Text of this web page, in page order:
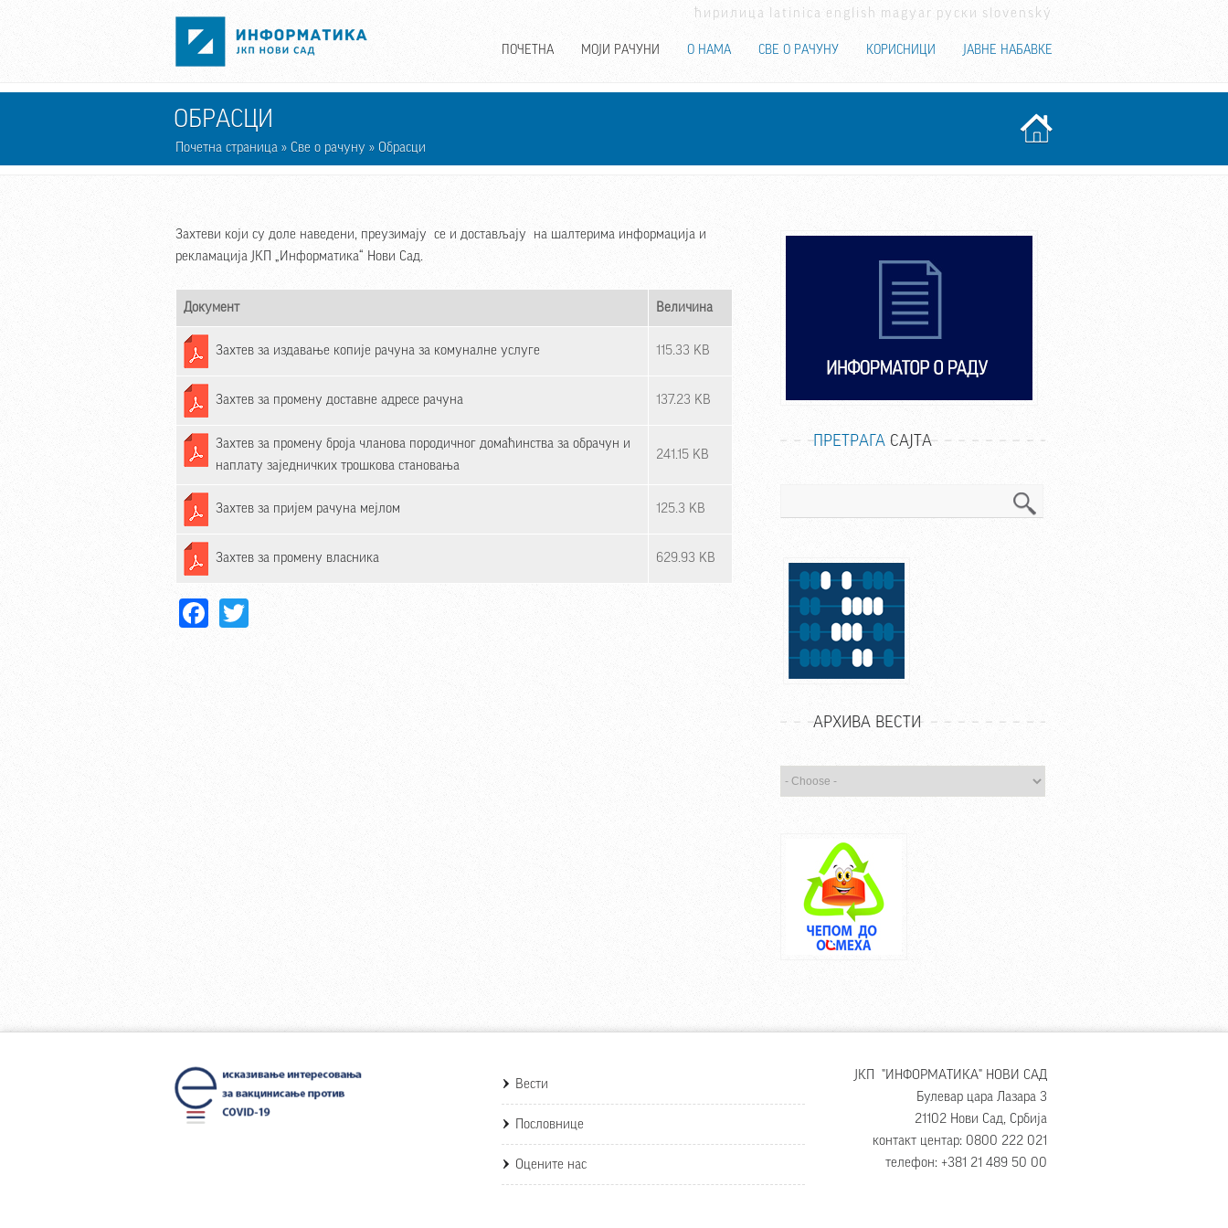
ћирилица latinica english magyar руски slovenský
ПОЧЕТНА МОЈИ РАЧУНИ О НАМА СВЕ О РАЧУНУ КОРИСНИЦИ ЈАВНЕ НАБАВКЕ
ОБРАСЦИ
Почетна страница » Све о рачуну » Обрасци
Захтеви који су доле наведени, преузимају се и достављају на шалтерима информација и
рекламација ЈКП „Информатика“ Нови Сад.
Документ Величина
Захтев за издавање копије рачуна за комуналне услуге 115.33 KB
Захтев за промену доставне адресе рачуна 137.23 KB
Захтев за промену броја чланова породичног домаћинства за обрачун и
наплату заједничких трошкова становања
241.15 KB
Захтев за пријем рачуна мејлом 125.3 KB
Захтев за промену власника 629.93 KB
Facebook
ПРЕТРАГА САЈТА
АРХИВА ВЕСТИ
Вести
Пословнице
Оцените нас
ЈКП "ИНФОРМАТИКА" НОВИ САД
Булевар цара Лазара 3
21102 Нови Сад, Србија
контакт центар: 0800 222 021
телефон: +381 21 489 50 00